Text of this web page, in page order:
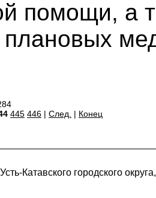
помощи, а
445 446 | След. | Конец
Катавского городского